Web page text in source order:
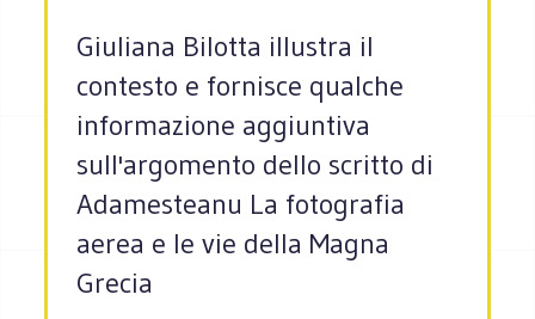
Giuliana Bilotta illustra il
contesto e fornisce qualche
informazione aggiuntiva
sull'argomento dello scritto di
Adamesteanu La fotografia
aerea e le vie della Magna
Grecia